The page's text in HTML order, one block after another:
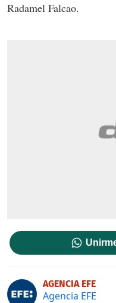
Radamel Falcao.
AGENCIA EFE
Agencia EFE